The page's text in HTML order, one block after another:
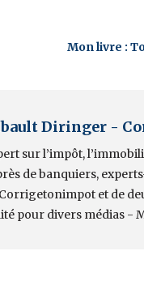
Mon livre :
Diringer -
sur l’impôt,
de banquiers,
et de
pour divers médias -